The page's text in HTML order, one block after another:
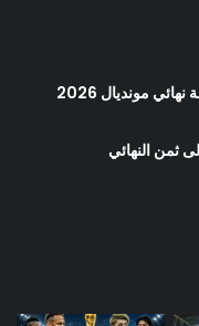
مونديال 2026
ثمن النهائي